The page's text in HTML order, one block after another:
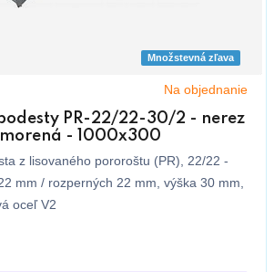
Množstevná zľava
Na objednanie
PR-22/22-30/2 - nerez
- 1000x300
z lisovaného pororoštu (PR), 22/22 -
mm / rozperných 22 mm, výška 30 mm,
oceľ V2